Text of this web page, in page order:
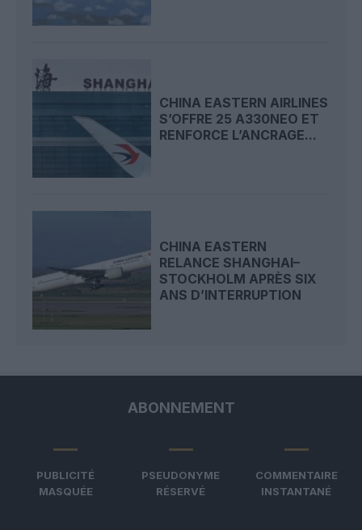
CHINA EASTERN AIRLINES
S’OFFRE 25 A330NEO ET
RENFORCE L’ANCRAGE...
CHINA EASTERN
RELANCE SHANGHAI–
STOCKHOLM APRÈS SIX
ANS D’INTERRUPTION
ABONNEMENT
PUBLICITÉ
MASQUÉE
PSEUDONYME
RÉSERVÉ
COMMENTAIRE
INSTANTANÉ